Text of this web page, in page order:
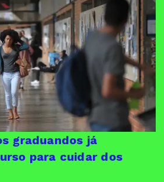
graduandos já
para cuidar dos